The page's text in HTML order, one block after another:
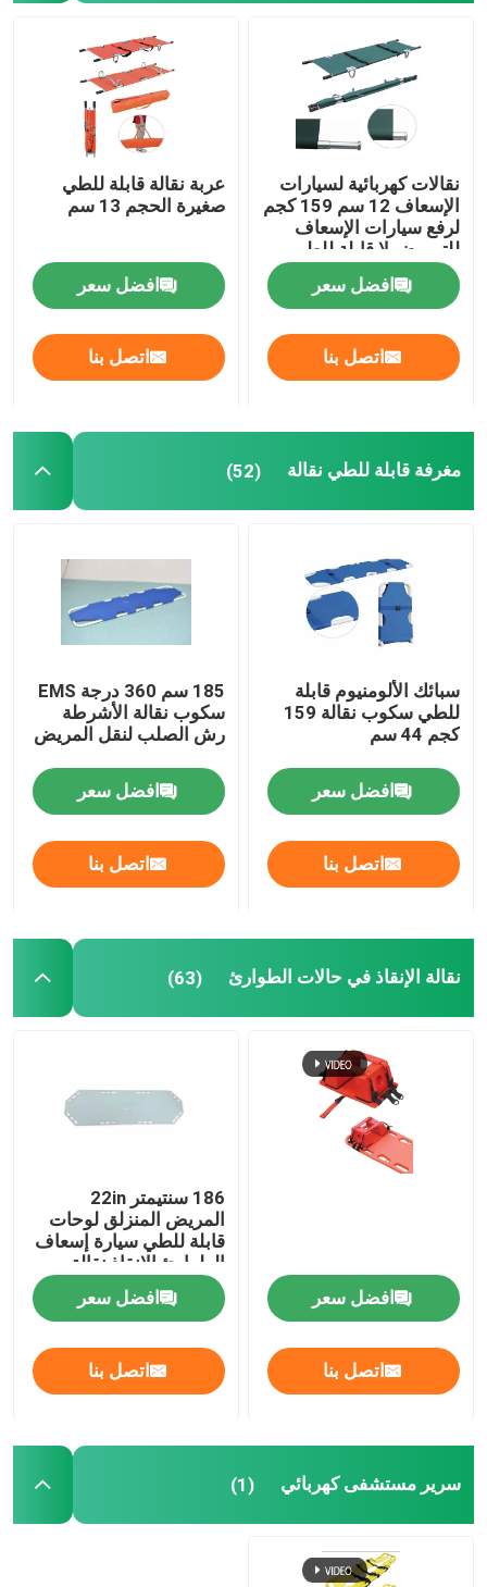
نقالات كهربائية لسيارات
الإسعاف 12 سم 159 كجم
لرفع سيارات الإسعاف
للتمريض لا قابلة للطي
افضل سعر
اتصل بنا
عربة نقالة قابلة للطي
صغيرة الحجم 13 سم
افضل سعر
اتصل بنا
مغرفة قابلة للطي نقالة (52)
سبائك الألومنيوم قابلة
للطي سكوب نقالة 159
كجم 44 سم
افضل سعر
اتصل بنا
185 سم 360 درجة EMS
سكوب نقالة الأشرطة
رش الصلب لنقل المريض
افضل سعر
اتصل بنا
نقالة الإنقاذ في حالات الطوارئ (63)
افضل سعر
اتصل بنا
186 سنتيمتر 22in
المريض المنزلق لوحات
قابلة للطي سيارة إسعاف
الطوارئ الإنقاذ نقالة
قماش
افضل سعر
اتصل بنا
سرير مستشفى كهربائي (1)